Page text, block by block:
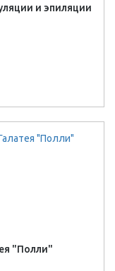
и эпиляции
"Полли"